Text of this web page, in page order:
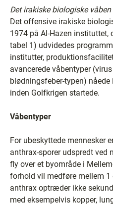
Det irakiske biologiske
Det offensive irakiske
1974 på Al-Hazen instituttet,
tabel 1) udvidedes
institutter,
avancerede våbentyper
blødningsfeber-typen)
inden Golfkrigen startede.
Våbentyper
For ubeskyttede mennesker
anthrax-sporer udspredt ved
fly over et byområde i
forhold vil medføre mellem
anthrax optræder ikke
med eksempelvis kopper,